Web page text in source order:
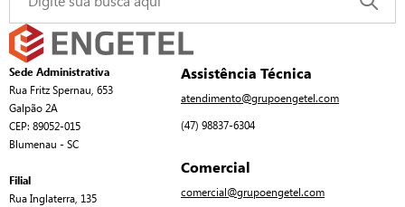
Sede Administrativa
Rua Fritz Spernau, 653
Galpão 2A
CEP: 89052-015
Blumenau - SC
Filial
Rua Inglaterra, 135
Assistência Técnica
atendimento@grupoengetel.com
(47) 98837-6304
Comercial
comercial@grupoengetel.com